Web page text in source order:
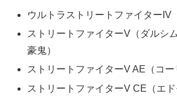
ウルトラストリートファイターIV
ストリートファイターV（ダルシ
豪鬼）
ストリートファイターV AE（コー
ストリートファイターV CE（エ